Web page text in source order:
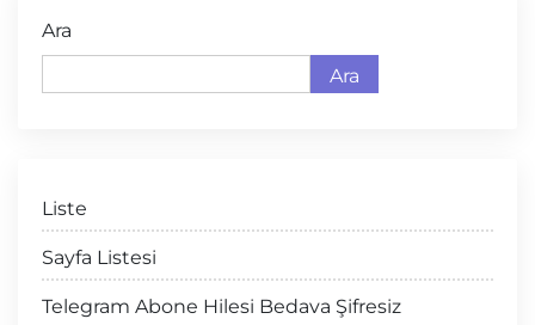
Ara
Ara
Liste
Sayfa Listesi
Telegram Abone Hilesi Bedava Şifresiz